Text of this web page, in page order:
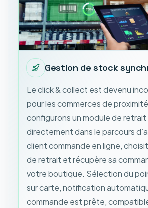
Gestion de stock
Le click & collect est devenu
pour les commerces de
configurons un module de retrait
directement dans le parcours
client commande en ligne,
de retrait et récupère sa
votre boutique. Sélection du
sur carte, notification
commande est prête,